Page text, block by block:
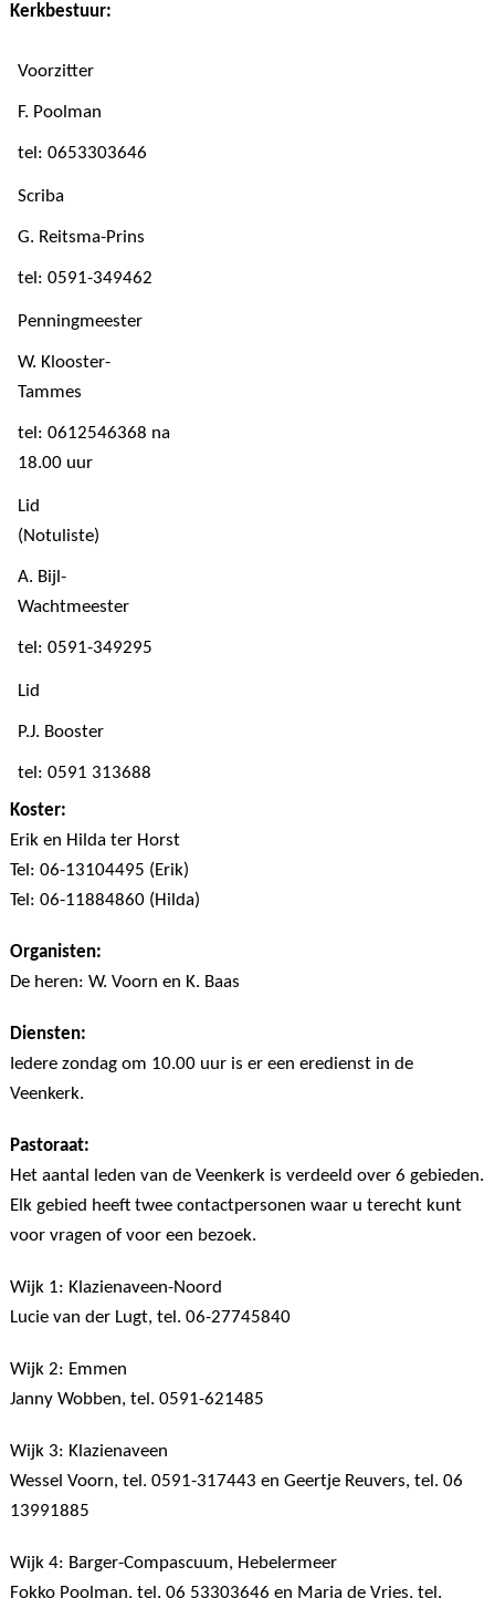
Kerkbestuur:
Voorzitter
F. Poolman
tel: 0653303646
Scriba
G. Reitsma-Prins
tel: 0591-349462
Penningmeester
W. Klooster-
Tammes
tel: 0612546368 na
18.00 uur
Lid
(Notuliste)
A. Bijl-
Wachtmeester
tel: 0591-349295
Lid
P.J. Booster
tel: 0591 313688
Koster:
Erik en Hilda ter Horst
Tel: 06-13104495 (Erik)
Tel: 06-11884860 (Hilda)
Organisten:
De heren: W. Voorn en K. Baas
Diensten:
Iedere zondag om 10.00 uur is er een eredienst in de
Veenkerk.
Pastoraat:
Het aantal leden van de Veenkerk is verdeeld over 6 gebieden.
Elk gebied heeft twee contactpersonen waar u terecht kunt
voor vragen of voor een bezoek.
Wijk 1: Klazienaveen-Noord
Lucie van der Lugt, tel. 06-27745840
Wijk 2: Emmen
Janny Wobben, tel. 0591-621485
Wijk 3: Klazienaveen
Wessel Voorn, tel. 0591-317443 en Geertje Reuvers, tel. 06
13991885
Wijk 4: Barger-Compascuum, Hebelermeer
Fokko Poolman, tel. 06 53303646 en Marja de Vries, tel.